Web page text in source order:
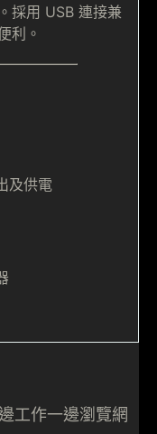
採用 USB 連接兼
利。
及供電
工作一邊瀏覽網